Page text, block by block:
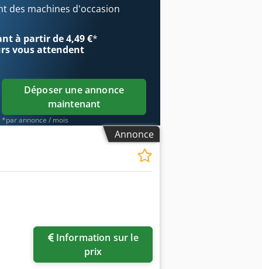
caoutchouté Raccord d’aspiration
kg Emplacement : 97447
garantie ni responsabilité
des machines d'occasion
à partir de 4,49 €*
vous attendent
Déposer une annonce
maintenant
*par annonce / mois
Annonce
Demander plus
Information sur le
prix